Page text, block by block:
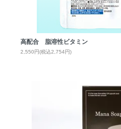
高配合 脂溶性ビタミン
2,550円(税込2,754円)